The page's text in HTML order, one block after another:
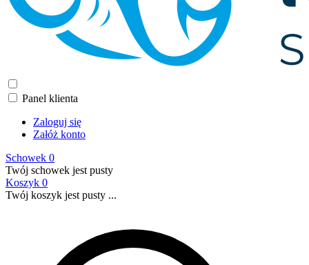
Panel klienta
Zaloguj się
Załóż konto
Schowek 0
Twój schowek jest pusty
Koszyk 0
Twój koszyk jest pusty ...